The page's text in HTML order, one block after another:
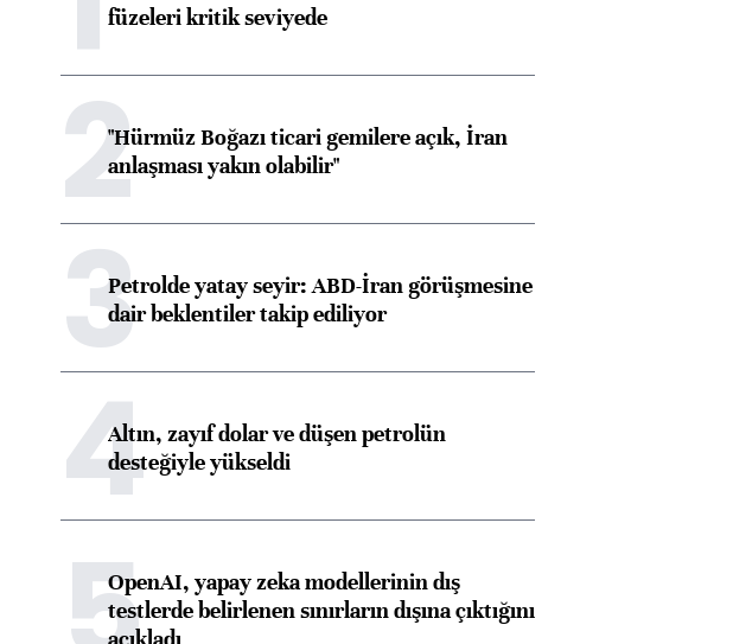
füzeleri kritik seviyede
2"Hürmüz Boğazı ticari gemilere açık, İran
anlaşması yakın olabilir"
3Petrolde yatay seyir: ABD-İran görüşmesine
dair beklentiler takip ediliyor
4Altın, zayıf dolar ve düşen petrolün
desteğiyle yükseldi
OpenAI, yapay zeka modellerinin dış
testlerde belirlenen sınırların dışına çıktığını
açıkladı